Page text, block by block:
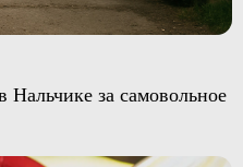
за самовольное